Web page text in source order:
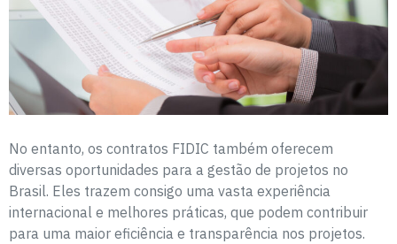
No entanto, os contratos FIDIC também oferecem
diversas oportunidades para a gestão de projetos no
Brasil. Eles trazem consigo uma vasta experiência
internacional e melhores práticas, que podem contribuir
para uma maior eficiência e transparência nos projetos.